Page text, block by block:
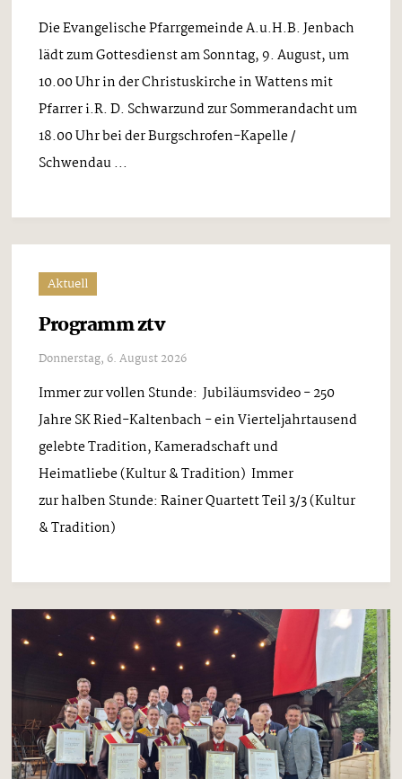
Die Evangelische Pfarrgemeinde A.u.H.B. Jenbach
lädt zum Gottesdienst am Sonntag, 9. August, um
10.00 Uhr in der Christuskirche in Wattens mit
Pfarrer i.R. D. Schwarzund zur Sommerandacht um
18.00 Uhr bei der Burgschrofen-Kapelle /
Schwendau ...
Aktuell
Programm ztv
Donnerstag, 6. August 2026
Immer zur vollen Stunde: Jubiläumsvideo - 250
Jahre SK Ried-Kaltenbach - ein Vierteljahrtausend
gelebte Tradition, Kameradschaft und
Heimatliebe (Kultur & Tradition) Immer
zur halben Stunde: Rainer Quartett Teil 3/3 (Kultur
& Tradition)